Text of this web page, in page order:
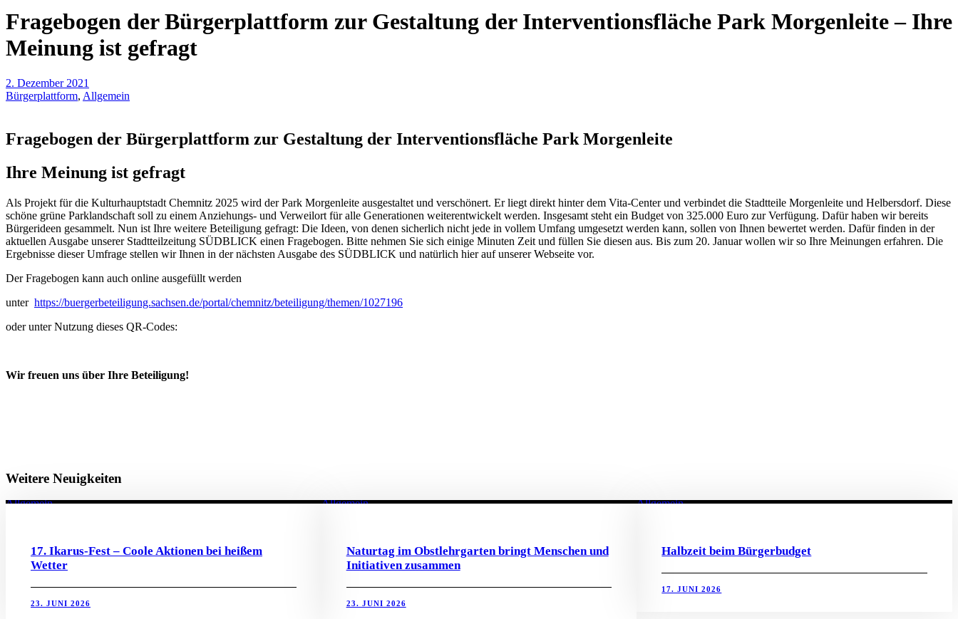
Fragebogen der Bürgerplattform zur Gestaltung der Interventionsfläche Park Morgenleite – Ihre
Meinung ist gefragt
2. Dezember 2021
Bürgerplattform, Allgemein
Fragebogen der Bürgerplattform zur Gestaltung der Interventionsfläche Park Morgenleite
Ihre Meinung ist gefragt
Als Projekt für die Kulturhauptstadt Chemnitz 2025 wird der Park Morgenleite ausgestaltet und verschönert. Er liegt direkt hinter dem Vita-Center und verbindet die Stadtteile Morgenleite und Helbersdorf. Diese
schöne grüne Parklandschaft soll zu einem Anziehungs- und Verweilort für alle Generationen weiterentwickelt werden. Insgesamt steht ein Budget von 325.000 Euro zur Verfügung. Dafür haben wir bereits
Bürgerideen gesammelt. Nun ist Ihre weitere Beteiligung gefragt: Die Ideen, von denen sicherlich nicht jede in vollem Umfang umgesetzt werden kann, sollen von Ihnen bewertet werden. Dafür finden in der
aktuellen Ausgabe unserer Stadtteilzeitung SÜDBLICK einen Fragebogen. Bitte nehmen Sie sich einige Minuten Zeit und füllen Sie diesen aus. Bis zum 20. Januar wollen wir so Ihre Meinungen erfahren. Die
Ergebnisse dieser Umfrage stellen wir Ihnen in der nächsten Ausgabe des SÜDBLICK und natürlich hier auf unserer Webseite vor.
Der Fragebogen kann auch online ausgefüllt werden
unter https://buergerbeteiligung.sachsen.de/portal/chemnitz/beteiligung/themen/1027196
oder unter Nutzung dieses QR-Codes:
Wir freuen uns über Ihre Beteiligung!
Weitere Neuigkeiten
Allgemein
17. Ikarus-Fest – Coole Aktionen bei heißem
Wetter
23. JUNI 2026
Allgemein
Naturtag im Obstlehrgarten bringt Menschen und
Initiativen zusammen
23. JUNI 2026
Allgemein
Halbzeit beim Bürgerbudget
17. JUNI 2026